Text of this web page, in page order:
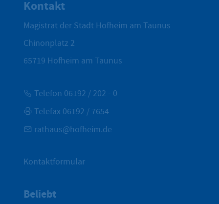
Kontakt
Magistrat der Stadt Hofheim am Taunus
Chinonplatz 2
65719 Hofheim am Taunus
Telefon 06192 / 202 - 0
Telefax 06192 / 7654
rathaus@hofheim.de
Kontaktformular
Beliebt